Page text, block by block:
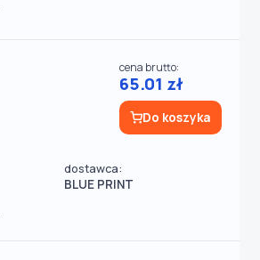
dostawca:
BLUE PRINT
cena brutto:
65.01 zł
Do koszyka